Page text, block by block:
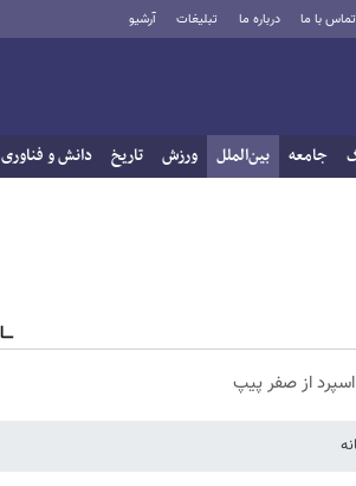
تماس با ما درباره ما تبلیغات آرشیو
جامعه بین‌الملل ورزش تاریخ دانش و فناوری